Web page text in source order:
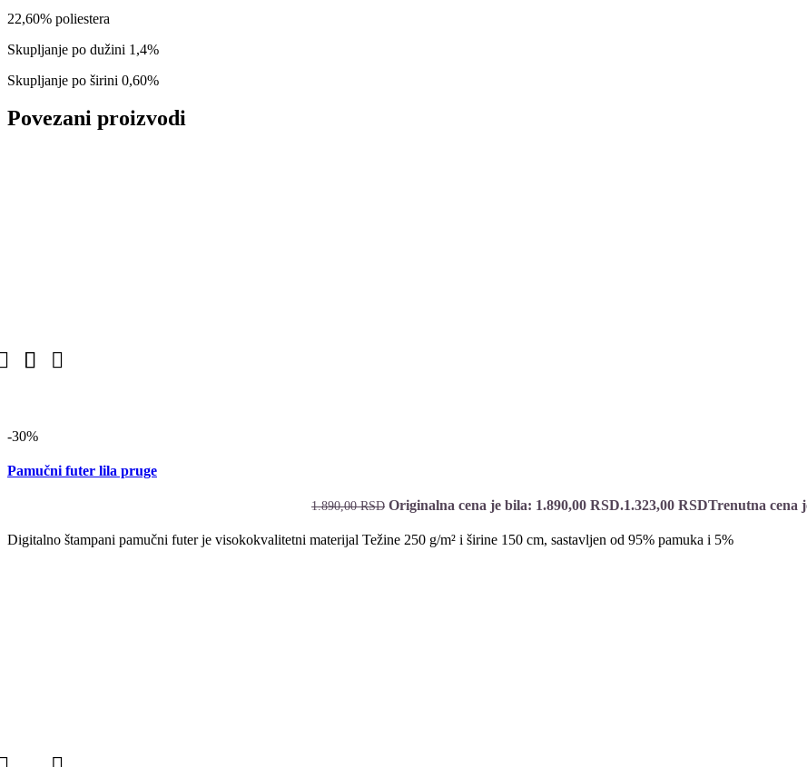
22,60% poliestera
Skupljanje po dužini 1,4%
Skupljanje po širini 0,60%
Povezani proizvodi
-30%
Pamučni futer lila pruge
1.890,00RSD Originalna cena je bila: 1.890,00 RSD.1.323,00 RSDTrenutna cena
Digitalno štampani pamučni futer je visokokvalitetni materijal Težine 250 g/m² i širine 150 cm, sastavljen od 95% pamuka i 5%